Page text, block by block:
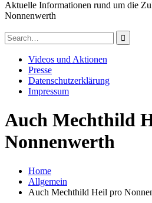
Aktuelle Informationen rund um die
Nonnenwerth
Search
for:
Videos und Aktionen
Presse
Datenschutzerklärung
Impressum
Auch Mechthild
Nonnenwerth
Home
Allgemein
Auch Mechthild Heil pro